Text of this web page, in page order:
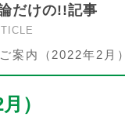
だけの!!記事
案内（2022年2月）
）